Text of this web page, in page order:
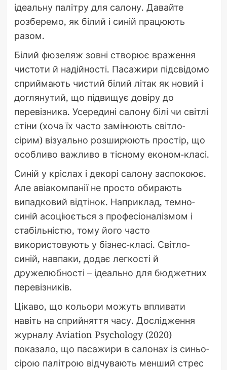
ідеальну палітру для салону. Давайте
розберемо, як білий і синій працюють
разом.
Білий фюзеляж зовні створює враження
чистоти й надійності. Пасажири підсвідомо
сприймають чистий білий літак як новий і
доглянутий, що підвищує довіру до
перевізника. Усередині салону білі чи світлі
стіни (хоча їх часто замінюють світло-
сірим) візуально розширюють простір, що
особливо важливо в тісному економ-класі.
Синій у кріслах і декорі салону заспокоює.
Але авіакомпанії не просто обирають
випадковий відтінок. Наприклад, темно-
синій асоціюється з професіоналізмом і
стабільністю, тому його часто
використовують у бізнес-класі. Світло-
синій, навпаки, додає легкості й
дружелюбності – ідеально для бюджетних
перевізників.
Цікаво, що кольори можуть впливати
навіть на сприйняття часу. Дослідження
журналу Aviation Psychology (2020)
показало, що пасажири в салонах із синьо-
сірою палітрою відчувають менший стрес